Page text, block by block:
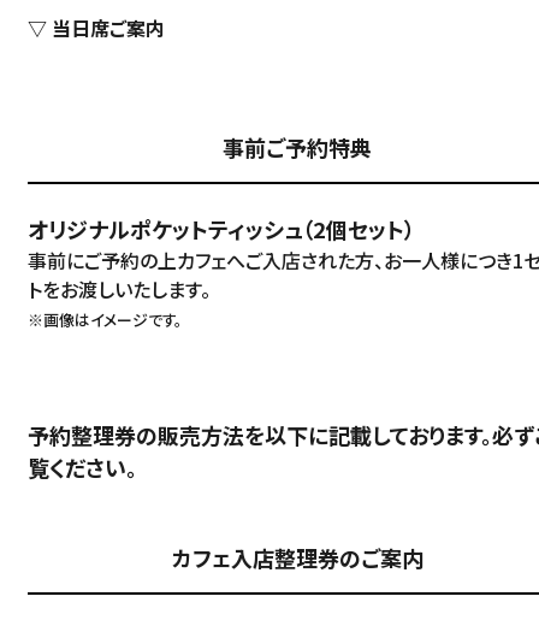
▽ 当日席ご案内
事前ご予約特典
オリジナルポケットティッシュ（2個セット）
事前にご予約の上カフェへご入店された方、お一人様につき1
トをお渡しいたします。
※画像はイメージです。
予約整理券の販売方法を以下に記載しております。必ず
覧ください。
カフェ入店整理券のご案内